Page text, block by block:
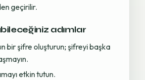
geçirilir.
adımlar
bir şifre oluşturun; şifreyi başka
etkin tutun.